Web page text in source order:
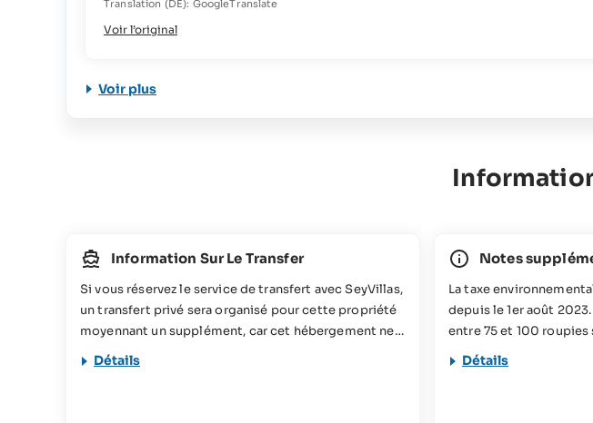
Translation (DE): GoogleTranslate
Voir l’original
Voir plus
Information Sur Le Transfer
Si vous réservez le service de transfert avec SeyVillas,
un transfert privé sera organisé pour cette propriété
moyennant un supplément, car cet hébergement ne
peut pas être desservi par le bus de transfert.
Détails
Notes
La taxe
depuis le 1er août
entre 75 et 100
personne/nuit selon la
Détails